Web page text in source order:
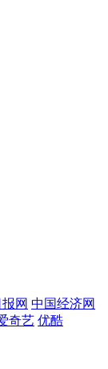
网 中国经济网
奇艺 优酷